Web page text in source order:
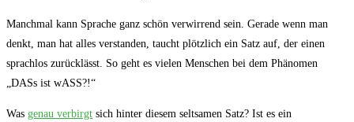
Manchmal kann Sprache ganz schön verwirrend sein. Gerade wenn man
denkt, man hat alles verstanden, taucht plötzlich ein Satz auf, der einen
sprachlos zurücklässt. So geht es vielen Menschen bei ⁣dem Phänomen​
„DASs ⁣ist ⁣wASS?!“
Was genau verbirgt sich hinter ⁣diesem seltsamen‍ Satz? Ist es ein